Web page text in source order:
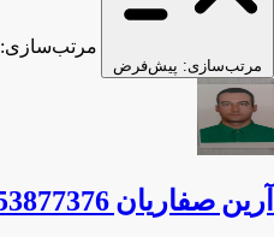
مرتب‌سازی: پیش‌فرض
مرتب‌سازی:
آرین صفاریان 09153877376